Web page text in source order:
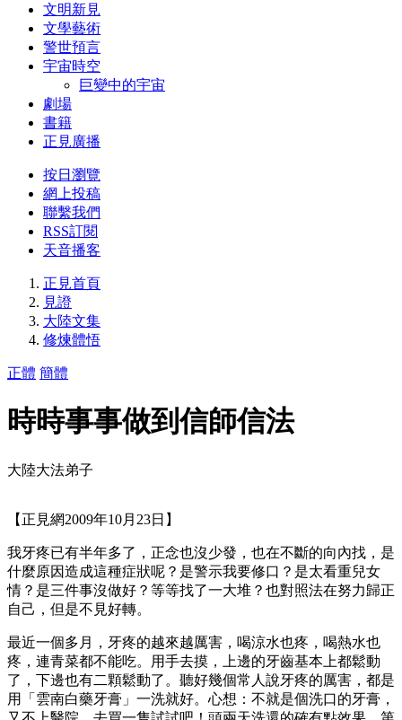
文明新見
文學藝術
警世預言
宇宙時空
巨變中的宇宙
劇場
書籍
正見廣播
按日瀏覽
網上投稿
聯繫我們
RSS訂閱
天音播客
正見首頁
見證
大陸文集
修煉體悟
正體 簡體
時時事事做到信師信法
大陸大法弟子
【正見網2009年10月23日】
我牙疼已有半年多了，正念也沒少發，也在不斷的向內找，是
什麼原因造成這種症狀呢？是警示我要修口？是太看重兒女
情？是三件事沒做好？等等找了一大堆？也對照法在努力歸正
自己，但是不見好轉。
最近一個多月，牙疼的越來越厲害，喝涼水也疼，喝熱水也
疼，連青菜都不能吃。用手去摸，上邊的牙齒基本上都鬆動
了，下邊也有二顆鬆動了。聽好幾個常人說牙疼的厲害，都是
用「雲南白藥牙膏」一洗就好。心想：不就是個洗口的牙膏，